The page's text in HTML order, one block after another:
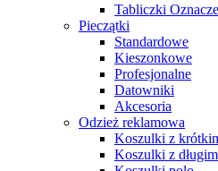
Tabliczki
Pieczątki
Standardowe
Kieszonkowe
Profesjonalne
Datowniki
Akcesoria
Odzież reklamowa
Koszulki z
Koszulki z